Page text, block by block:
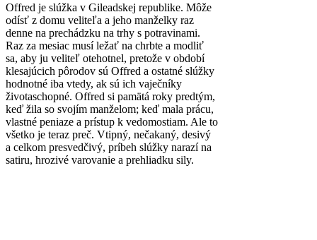
Offred je slúžka v Gileadskej republike. Môže
odísť z domu veliteľa a jeho manželky raz
denne na prechádzku na trhy s potravinami.
Raz za mesiac musí ležať na chrbte a modliť
sa, aby ju veliteľ otehotnel, pretože v období
klesajúcich pôrodov sú Offred a ostatné slúžky
hodnotné iba vtedy, ak sú ich vaječníky
životaschopné. Offred si pamätá roky predtým,
keď žila so svojím manželom; keď mala prácu,
vlastné peniaze a prístup k vedomostiam. Ale to
všetko je teraz preč. Vtipný, nečakaný, desivý
a celkom presvedčivý, príbeh slúžky narazí na
satiru, hrozivé varovanie a prehliadku sily.